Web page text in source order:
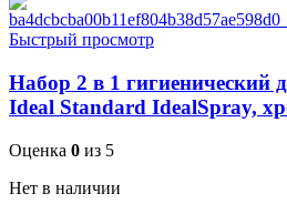
Быстрый просмотр
Набор 2 в 1 гигиенический
Ideal Standard IdealSpray,
Оценка 0 из 5
Нет в наличии